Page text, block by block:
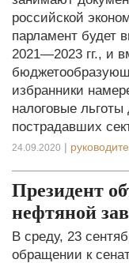
российской
парламент будет
2021—2023 гг., и
избранники
налоговые
пострадавших
24.09.2020 |
Президент
нефтяной
В среду, 23
обращении к